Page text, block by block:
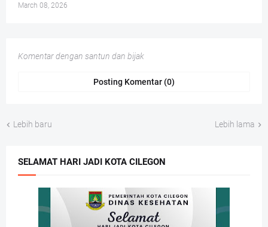
March 08, 2026
Komentar dengan santun dan bijak
Posting Komentar (0)
Lebih baru Lebih lama
SELAMAT HARI JADI KOTA CILEGON